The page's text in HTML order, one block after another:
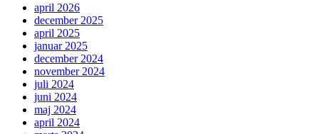
april 2026
december 2025
april 2025
januar 2025
december 2024
november 2024
juli 2024
juni 2024
maj 2024
april 2024